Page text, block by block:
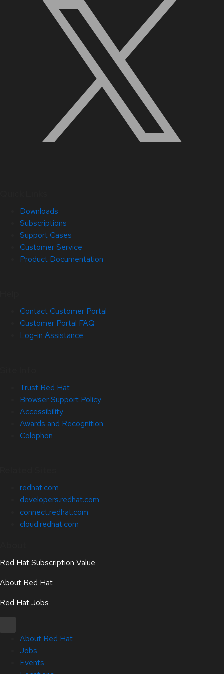
Downloads
Subscriptions
Support Cases
Customer Service
Product Documentation
Contact Customer Portal
Customer Portal FAQ
Log-in Assistance
Trust Red Hat
Browser Support Policy
Accessibility
Awards and Recognition
Colophon
redhat.com
developers.redhat.com
connect.redhat.com
cloud.redhat.com
Red Hat Subscription Value
About Red Hat
Red Hat Jobs
About Red Hat
Jobs
Events